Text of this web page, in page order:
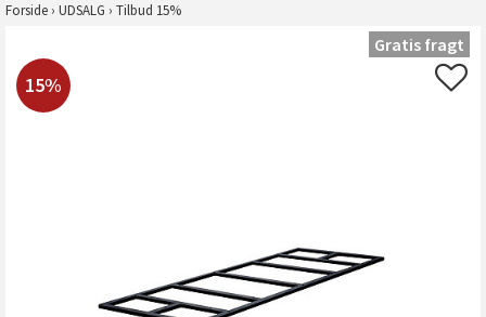
Forside › UDSALG › Tilbud 15%
15%
Gratis fragt